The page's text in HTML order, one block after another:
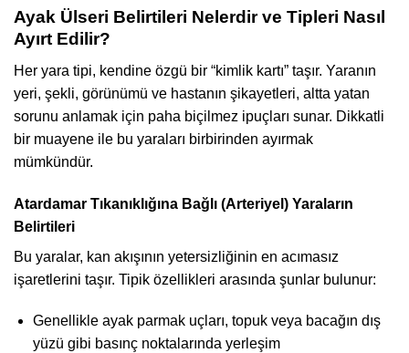
Ayak Ülseri Belirtileri Nelerdir ve Tipleri Nasıl
Ayırt Edilir?
Her yara tipi, kendine özgü bir “kimlik kartı” taşır. Yaranın
yeri, şekli, görünümü ve hastanın şikayetleri, altta yatan
sorunu anlamak için paha biçilmez ipuçları sunar. Dikkatli
bir muayene ile bu yaraları birbirinden ayırmak
mümkündür.
Atardamar Tıkanıklığına Bağlı (Arteriyel) Yaraların
Belirtileri
Bu yaralar, kan akışının yetersizliğinin en acımasız
işaretlerini taşır. Tipik özellikleri arasında şunlar bulunur:
Genellikle ayak parmak uçları, topuk veya bacağın dış
yüzü gibi basınç noktalarında yerleşim